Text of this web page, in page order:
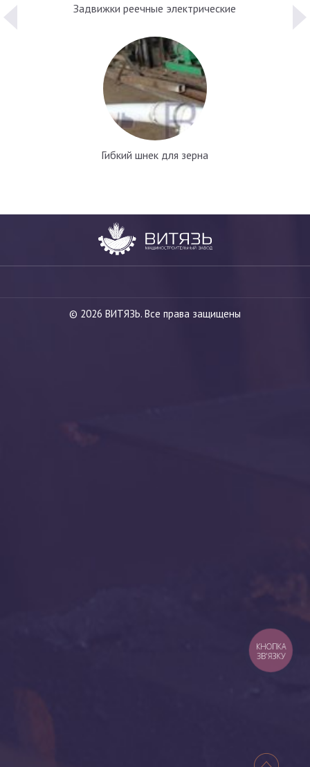
Задвижки реечные электрические
Гибкий шнек для зерна
© 2026 ВИТЯЗЬ. Все права защищены
КНОПКА
ЗВ'ЯЗКУ